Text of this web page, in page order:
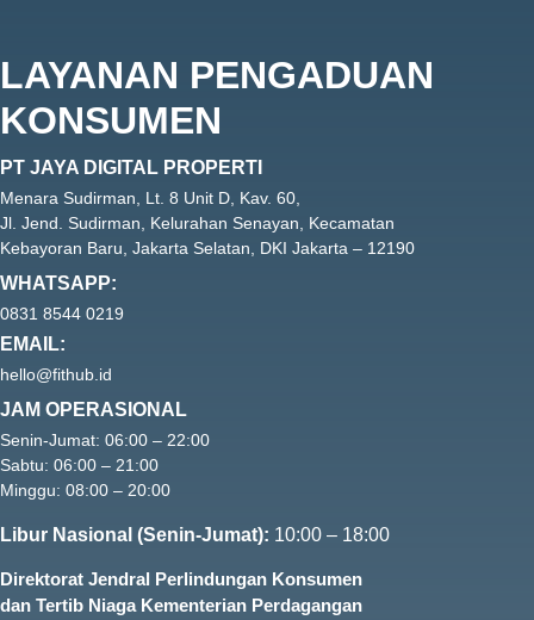
LAYANAN PENGADUAN
KONSUMEN
PT JAYA DIGITAL PROPERTI
Menara Sudirman, Lt. 8 Unit D, Kav. 60,
Jl. Jend. Sudirman, Kelurahan Senayan, Kecamatan
Kebayoran Baru, Jakarta Selatan, DKI Jakarta – 12190
WHATSAPP:
0831 8544 0219
EMAIL:
hello@fithub.id
JAM OPERASIONAL
Senin-Jumat: 06:00 – 22:00
Sabtu: 06:00 – 21:00
Minggu: 08:00 – 20:00
Libur Nasional (Senin-Jumat): 10:00 – 18:00
Direktorat Jendral Perlindungan Konsumen
dan Tertib Niaga Kementerian Perdagangan